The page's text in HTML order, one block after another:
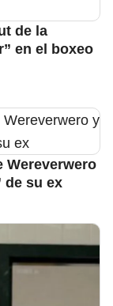
de la
en el boxeo
Wereverwero
de su ex